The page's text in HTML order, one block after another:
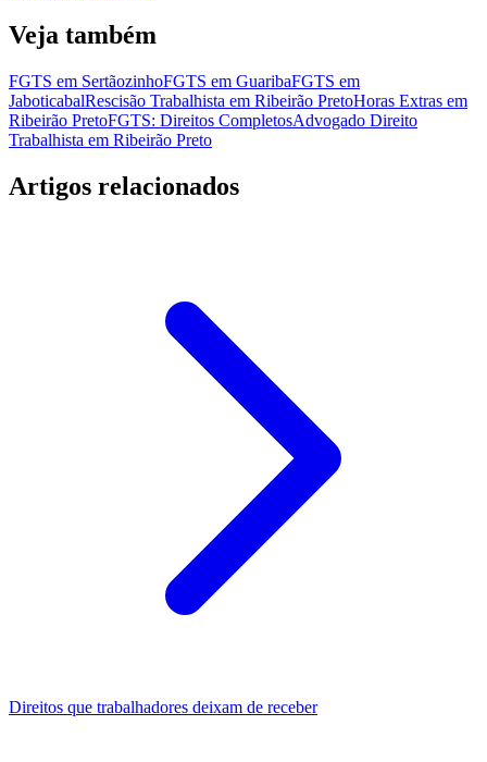
Veja também
FGTS em SertãozinhoFGTS em GuaribaFGTS em
JaboticabalRescisão Trabalhista em Ribeirão PretoHoras Extras em
Ribeirão PretoFGTS: Direitos CompletosAdvogado Direito
Trabalhista em Ribeirão Preto
Artigos relacionados
Direitos que trabalhadores deixam de receber